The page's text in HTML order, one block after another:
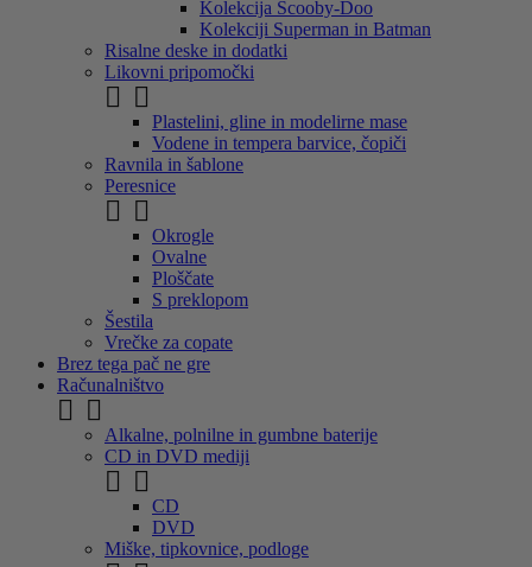
Kolekcija Scooby-Doo
Kolekciji Superman in Batman
Risalne deske in dodatki
Likovni pripomočki
 
Plastelini, gline in modelirne mase
Vodene in tempera barvice, čopiči
Ravnila in šablone
Peresnice
 
Okrogle
Ovalne
Ploščate
S preklopom
Šestila
Vrečke za copate
Brez tega pač ne gre
Računalništvo
 
Alkalne, polnilne in gumbne baterije
CD in DVD mediji
 
CD
DVD
Miške, tipkovnice, podloge